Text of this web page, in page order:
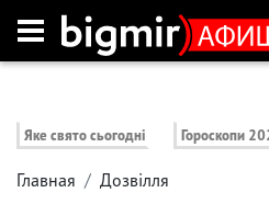
Яке свято сьогодні Гороскопи
Главная Дозвілля